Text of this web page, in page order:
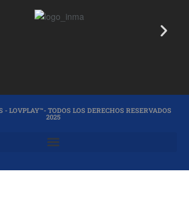
- LOVPLAY™- TODOS LOS DERECHOS RESERVADOS
2025